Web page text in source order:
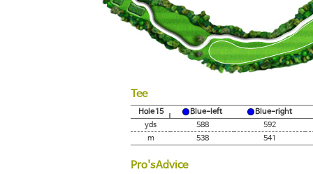
Tee
Hole 15 Blue-left
Blue-right
yds
588
592
m
538 541
Pro's Advice